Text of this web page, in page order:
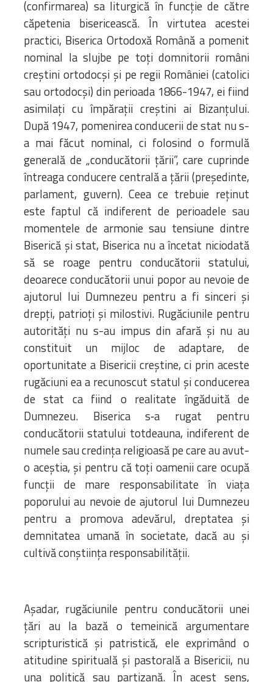
(confirmarea) sa liturgică în funcţie de către
căpetenia bisericească. În virtutea acestei
practici, Biserica Ortodoxă Română a pomenit
nominal la slujbe pe toţi domnitorii români
creştini ortodocşi şi pe regii României (catolici
sau ortodocşi) din perioada 1866-1947, ei fiind
asimilaţi cu împăraţii creştini ai Bizanţului.
După 1947, pomenirea conducerii de stat nu s-
a mai făcut nominal, ci folosind o formulă
generală de „conducătorii ţării”, care cuprinde
întreaga conducere centrală a ţării (preşedinte,
parlament, guvern). Ceea ce trebuie reţinut
este faptul că indiferent de perioadele sau
momentele de armonie sau tensiune dintre
Biserică şi stat, Biserica nu a încetat niciodată
să se roage pentru conducătorii statului,
deoarece conducătorii unui popor au nevoie de
ajutorul lui Dumnezeu pentru a fi sinceri şi
drepţi, patrioţi şi milostivi. Rugăciunile pentru
autorităţi nu s-au impus din afară şi nu au
constituit un mijloc de adaptare, de
oportunitate a Bisericii creştine, ci prin aceste
rugăciuni ea a recunoscut statul şi conducerea
de stat ca fiind o realitate îngăduită de
Dumnezeu. Biserica s‑a rugat pentru
conducătorii statului totdeauna, indiferent de
numele sau credinţa religioasă pe care au avut-
o aceştia, şi pentru că toţi oamenii care ocupă
funcţii de mare responsabilitate în viaţa
poporului au nevoie de ajutorul lui Dumnezeu
pentru a promova adevărul, dreptatea şi
demnitatea umană în societate, dacă au şi
cultivă conştiinţa responsabilităţii.
Aşadar, rugăciunile pentru conducătorii unei
ţări au la bază o temeinică argumentare
scripturistică şi patristică, ele exprimând o
atitudine spirituală şi pastorală a Bisericii, nu
una politică sau partizană. În acest sens,